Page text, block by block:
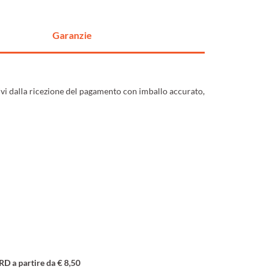
Garanzie
dalla ricezione del pagamento con imballo accurato,
a partire da € 8,50